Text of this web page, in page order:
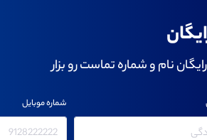
نام و شماره تماست رو بزار
شماره موبایل